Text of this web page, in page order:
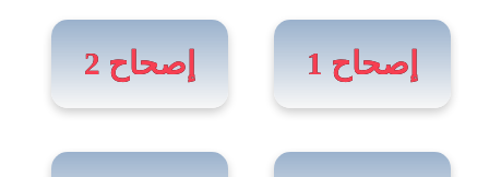
إصحاح 1 إصحاح 2